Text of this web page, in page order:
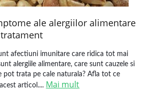
ale alergiilor alimentare
afectiuni imunitare care ridica tot mai
alergiile alimentare, care sunt cauzele si
pot trata pe cale naturala? Afla tot ce
articol.... Mai mult